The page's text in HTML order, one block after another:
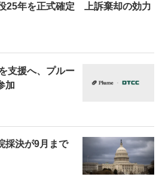
25年を正式確定 上訴棄却の効力
支援へ、プルー
加
採決が9月まで